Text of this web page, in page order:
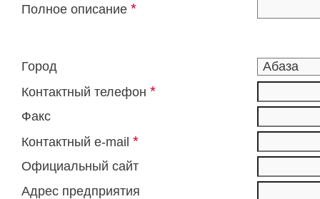
Полное описание *
Город
Контактный телефон *
Факс
Контактный e-mail *
Официальный сайт
Адрес предприятия